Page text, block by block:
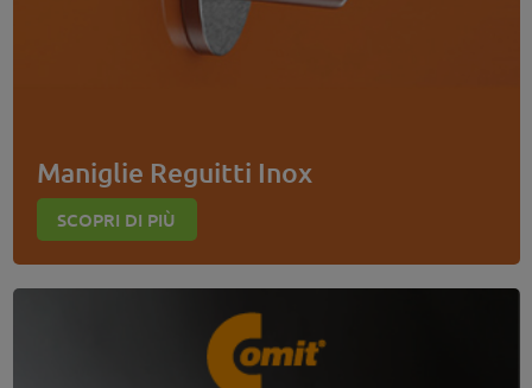
Maniglie Reguitti Inox
SCOPRI DI PIÙ